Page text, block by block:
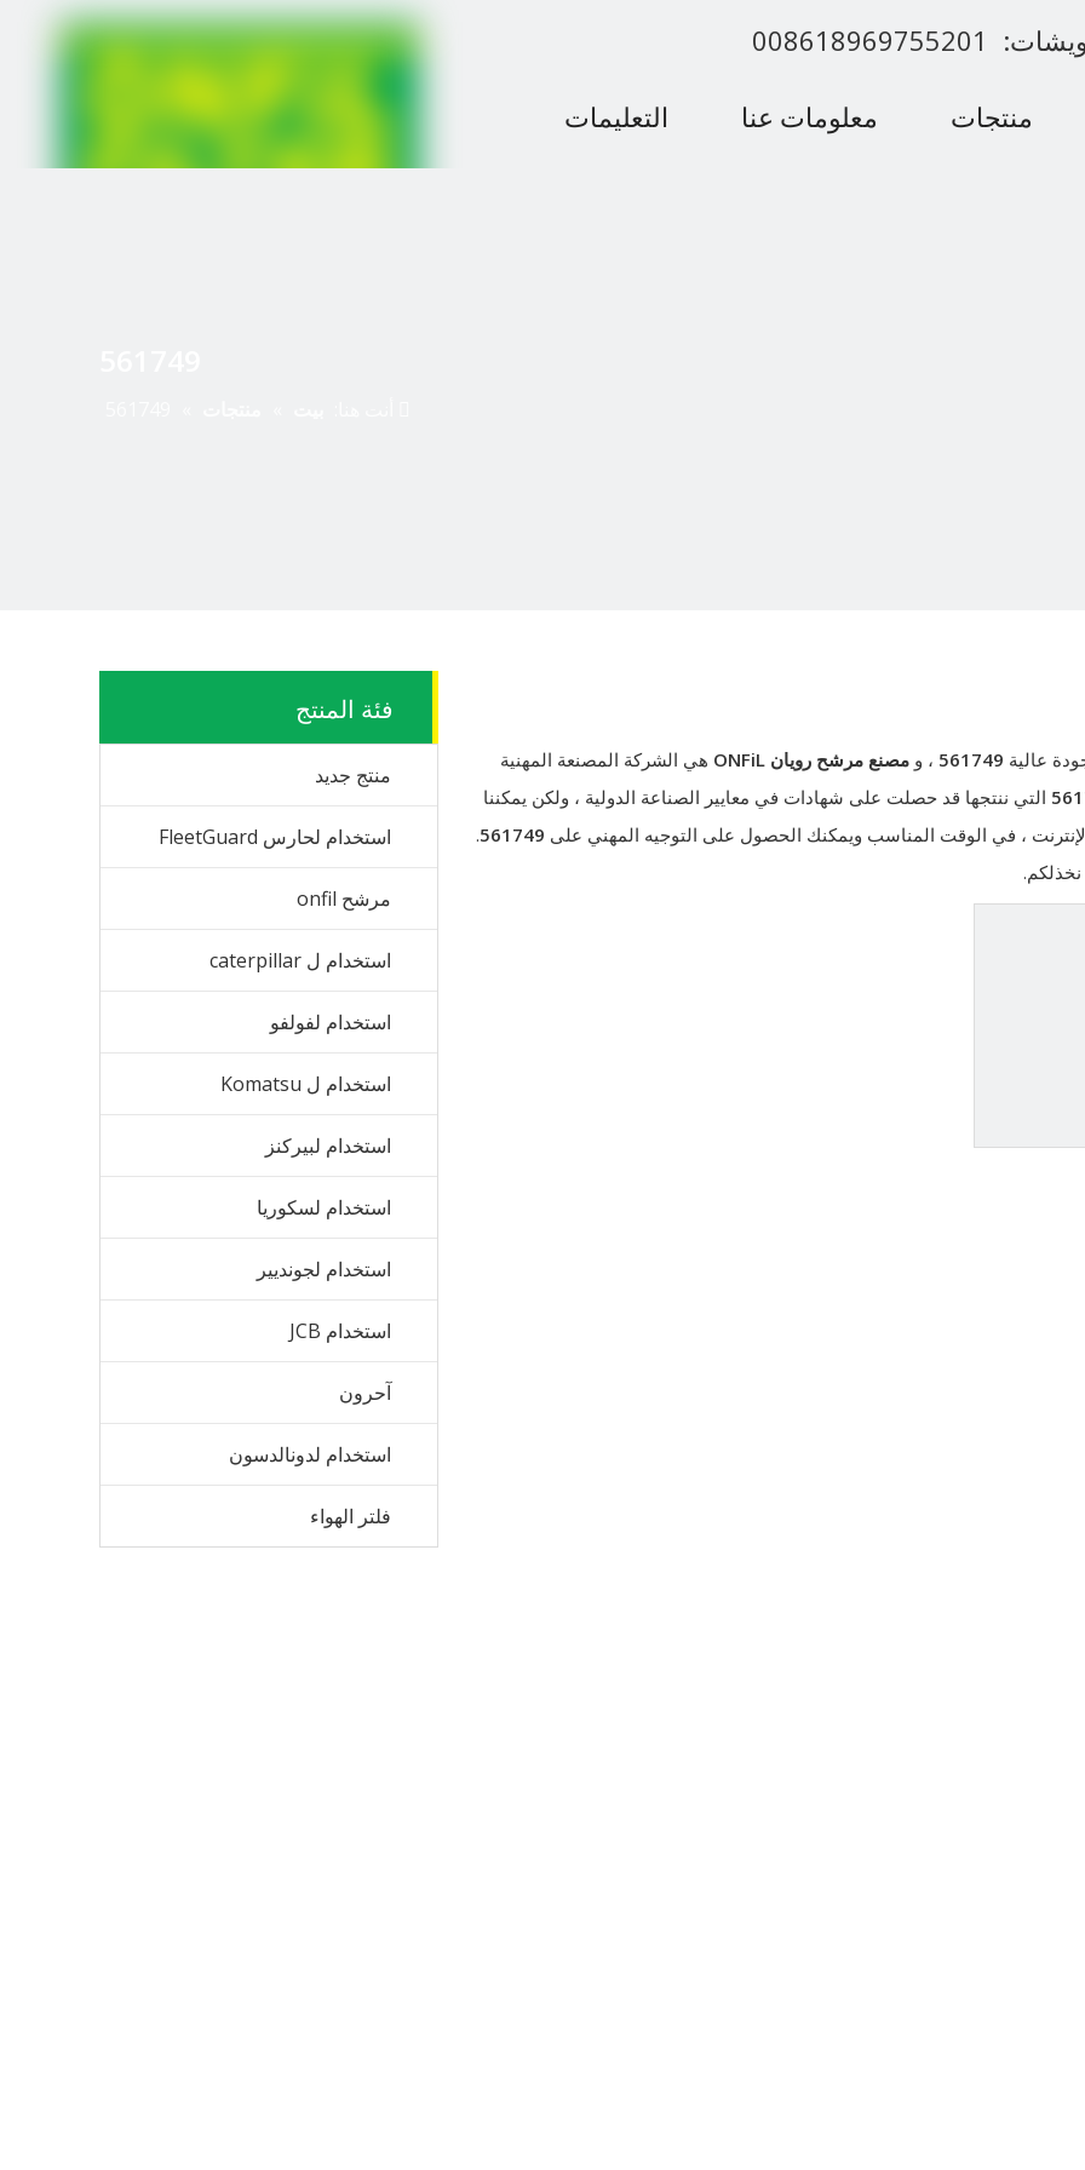
منتجات معلومات عنا
التعليمات
فئة المنتج
منتج جديد
استخدام لحارس FleetGuard
مرشح onfil
استخدام ل caterpillar
استخدام لفولفو
استخدام ل Komatsu
استخدام لبيركنز
استخدام لسكوريا
استخدام لجونديير
استخدام JCB
آحرون
استخدام لدونالدسون
فلتر الهواء
عالية 561749 ، و مصنع مرشح رويان ONFiL
هي الشركة المصنعة المهنية
التي ننتجها قد حصلت على شهادات في معايير الصناعة الدولية ، ولكن يمكننا
، في الوقت المناسب ويمكنك الحصول على التوجيه المهني على 561749
.
نخذلكم.